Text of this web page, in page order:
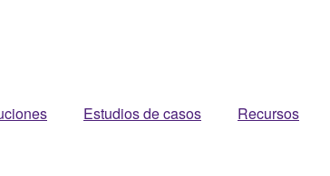
Estudios de casos Recursos